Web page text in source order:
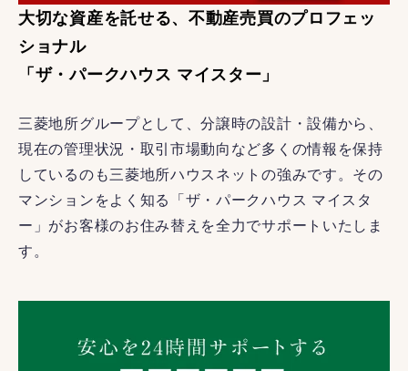
大切な資産を託せる、不動産売買のプロフェッ
ショナル
「ザ・パークハウス マイスター」
三菱地所グループとして、分譲時の設計・設備から、
現在の管理状況・取引市場動向など多くの情報を保持
しているのも三菱地所ハウスネットの強みです。その
マンションをよく知る「ザ・パークハウス マイスタ
ー」がお客様のお住み替えを全力でサポートいたしま
す。